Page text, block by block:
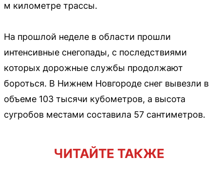
м километре трассы.
На прошлой неделе в области прошли
интенсивные снегопады, с последствиями
которых дорожные службы продолжают
бороться. В Нижнем Новгороде снег вывезли в
объеме 103 тысячи кубометров, а высота
сугробов местами составила 57 сантиметров.
ЧИТАЙТЕ ТАКЖЕ